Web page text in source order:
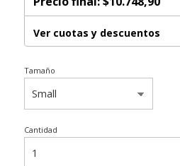
Ver cuotas y descuentos
Tamaño
Cantidad